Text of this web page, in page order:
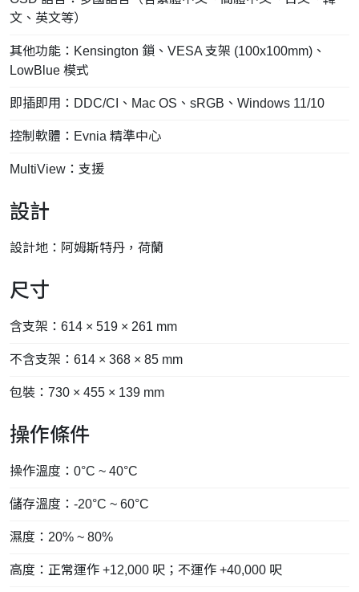
文、英文等）
其他功能：Kensington 鎖、VESA 支架 (100x100mm)、
LowBlue 模式
即插即用：DDC/CI、Mac OS、sRGB、Windows 11/10
控制軟體：Evnia 精準中心
MultiView：支援
設計
設計地：阿姆斯特丹，荷蘭
尺寸
含支架：614 × 519 × 261 mm
不含支架：614 × 368 × 85 mm
包裝：730 × 455 × 139 mm
操作條件
操作溫度：0°C ~ 40°C
儲存溫度：-20°C ~ 60°C
濕度：20% ~ 80%
高度：正常運作 +12,000 呎；不運作 +40,000 呎